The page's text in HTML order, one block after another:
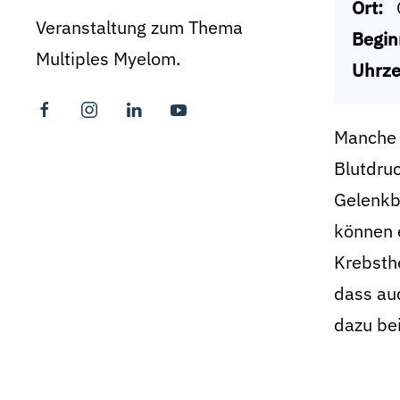
Veranstaltung zum Thema
Multiples Myelom.
Ort:
können
dass
dazu